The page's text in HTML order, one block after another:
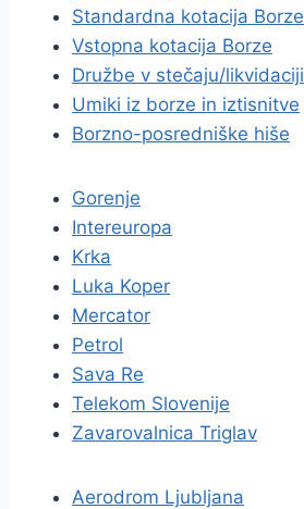
Standardna kotacija Borze
Vstopna kotacija Borze
Družbe v stečaju/likvidaciji
Umiki iz borze in iztisnitve
Borzno-posredniške hiše
Gorenje
Intereuropa
Krka
Luka Koper
Mercator
Petrol
Sava Re
Telekom Slovenije
Zavarovalnica Triglav
Aerodrom Ljubljana